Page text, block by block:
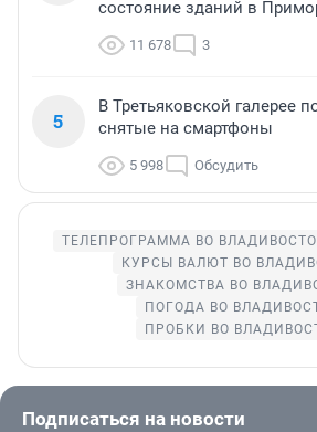
состояние зданий в
11 678 3
5
В Третьяковской галерее
снятые на смартфоны
5 998 Обсудить
ТЕЛЕПРОГРАММА ВО
КУРСЫ ВАЛЮТ ВО
ЗНАКОМСТВА ВО
ПОГОДА ВО
ПРОБКИ ВО
Подписаться на новости